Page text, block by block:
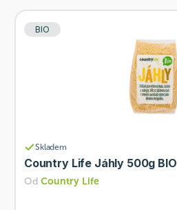
BIO
Skladem
Country Life Jáhly 500g BIO
Od Country Life